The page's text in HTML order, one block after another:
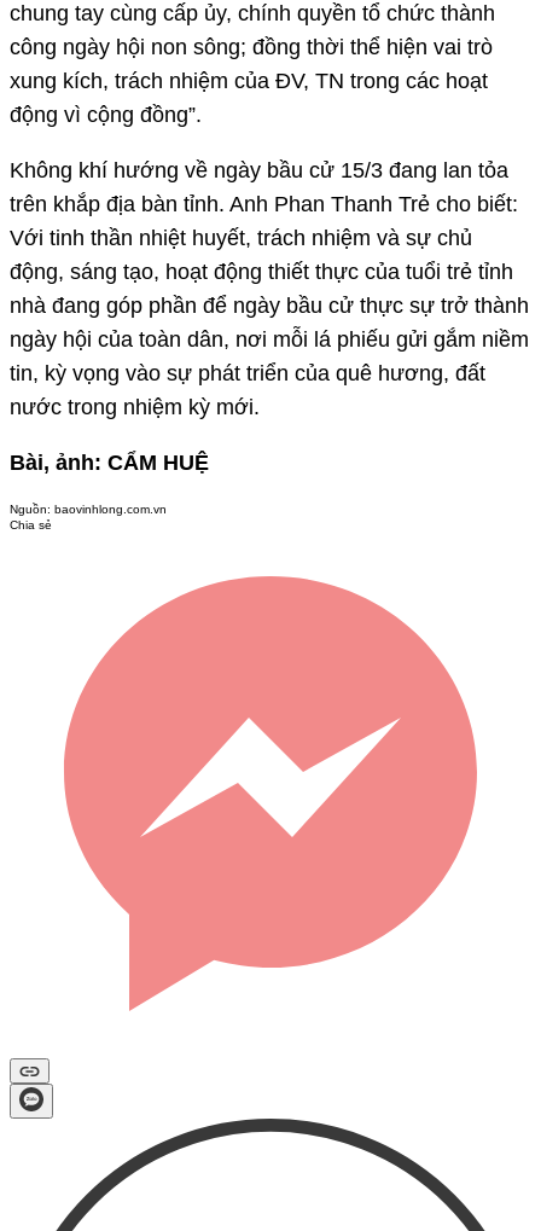
chung tay cùng cấp ủy, chính quyền tổ chức thành
công ngày hội non sông; đồng thời thể hiện vai trò
xung kích, trách nhiệm của ĐV, TN trong các hoạt
động vì cộng đồng”.
Không khí hướng về ngày bầu cử 15/3 đang lan tỏa
trên khắp địa bàn tỉnh. Anh Phan Thanh Trẻ cho biết:
Với tinh thần nhiệt huyết, trách nhiệm và sự chủ
động, sáng tạo, hoạt động thiết thực của tuổi trẻ tỉnh
nhà đang góp phần để ngày bầu cử thực sự trở thành
ngày hội của toàn dân, nơi mỗi lá phiếu gửi gắm niềm
tin, kỳ vọng vào sự phát triển của quê hương, đất
nước trong nhiệm kỳ mới.
Bài, ảnh: CẨM HUỆ
Nguồn: baovinhlong.com.vn
Chia sẻ